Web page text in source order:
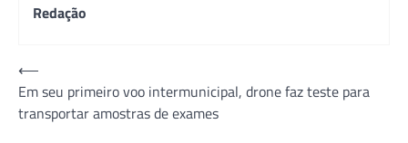
Redação
Navegação
de
Post
⟵
Em seu primeiro voo intermunicipal, drone faz teste para
transportar amostras de exames